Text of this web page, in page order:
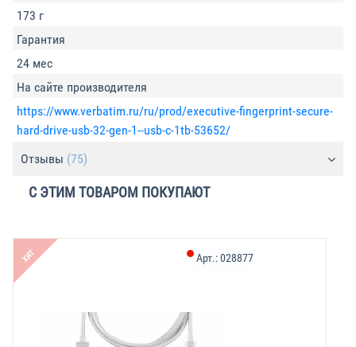
173 г
Гарантия
24 мес
На сайте производителя
https://www.verbatim.ru/ru/prod/executive-fingerprint-secure-
hard-drive-usb-32-gen-1--usb-c-1tb-53652/
Отзывы (75)
С ЭТИМ ТОВАРОМ ПОКУПАЮТ
ХИТ Арт.:028877